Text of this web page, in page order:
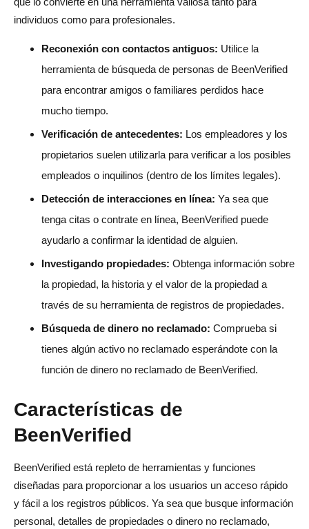
individuos como para profesionales.
Reconexión con contactos antiguos: Utilice la
herramienta de búsqueda de personas de BeenVerified
para encontrar amigos o familiares perdidos hace
mucho tiempo.
Verificación de antecedentes: Los empleadores y los
propietarios suelen utilizarla para verificar a los posibles
empleados o inquilinos (dentro de los límites legales).
Detección de interacciones en línea: Ya sea que
tenga citas o contrate en línea, BeenVerified puede
ayudarlo a confirmar la identidad de alguien.
Investigando propiedades: Obtenga información sobre
la propiedad, la historia y el valor de la propiedad a
través de su herramienta de registros de propiedades.
Búsqueda de dinero no reclamado: Comprueba si
tienes algún activo no reclamado esperándote con la
función de dinero no reclamado de BeenVerified.
Características de
BeenVerified
BeenVerified está repleto de herramientas y funciones
diseñadas para proporcionar a los usuarios un acceso rápido
y fácil a los registros públicos. Ya sea que busque información
personal, detalles de propiedades o dinero no reclamado,